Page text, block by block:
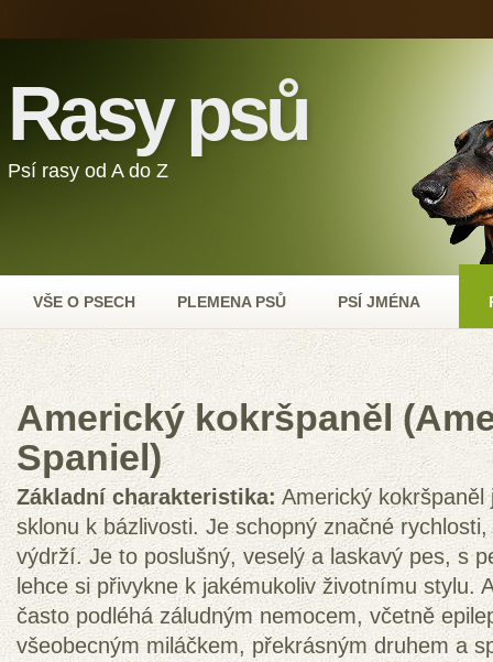
Rasy psů
Psí rasy od A do Z
VŠE O PSECH PLEMENA PSŮ PSÍ JMÉNA
Americký kokršpaněl
Spaniel)
Základní charakteristika: Americký
sklonu k bázlivosti. Je schopný značné
výdrží. Je to poslušný, veselý a laskavý pes, s
lehce si přivykne k jakémukoliv životnímu stylu.
často podléhá záludným nemocem, včetně
všeobecným miláčkem, překrásným druhem a